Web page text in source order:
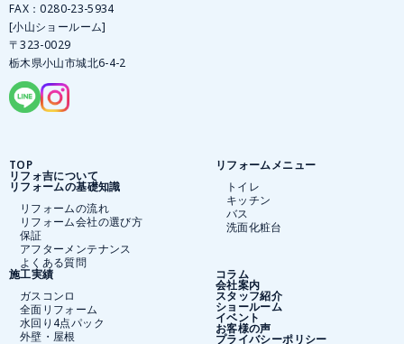
FAX：0280-23-5934
[小山ショールーム]
〒323-0029
栃木県小山市城北6-4-2
TOP
リフォ吉について
リフォームの基礎知識
リフォームの流れ
リフォーム会社の選び方
保証
アフターメンテナンス
よくある質問
リフォームメニュー
トイレ
キッチン
バス
洗面化粧台
施工実績
ガスコンロ
全面リフォーム
水回り4点パック
外壁・屋根
コラム
会社案内
スタッフ紹介
ショールーム
イベント
お客様の声
プライバシーポリシー